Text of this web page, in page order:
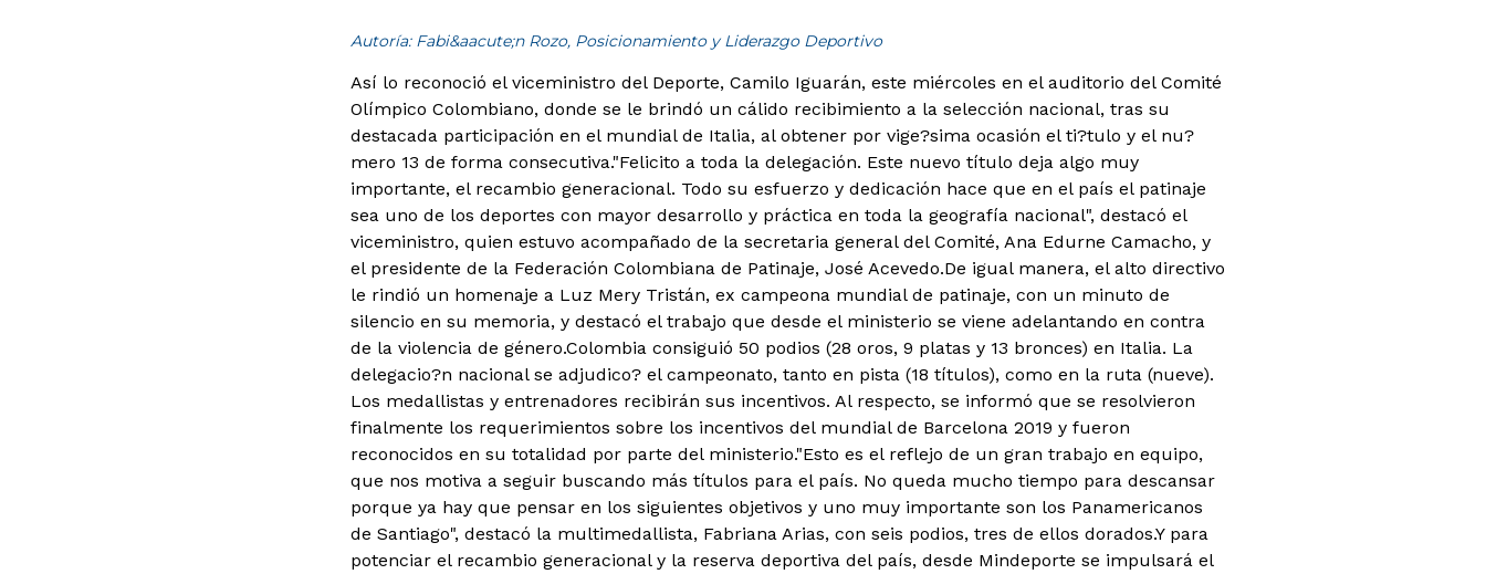
Autoría: Fabi&aacute;n Rozo, Posicionamiento y Liderazgo Deportivo
Así lo reconoció el viceministro del Deporte, Camilo Iguarán, este miércoles en el auditorio del Comité
Olímpico Colombiano, donde se le brindó un cálido recibimiento a la selección nacional, tras su
destacada participación en el mundial de Italia, al obtener por vige?sima ocasión el ti?tulo y el nu?
mero 13 de forma consecutiva."Felicito a toda la delegación. Este nuevo título deja algo muy
importante, el recambio generacional. Todo su esfuerzo y dedicación hace que en el país el patinaje
sea uno de los deportes con mayor desarrollo y práctica en toda la geografía nacional", destacó el
viceministro, quien estuvo acompañado de la secretaria general del Comité, Ana Edurne Camacho, y
el presidente de la Federación Colombiana de Patinaje, José Acevedo.De igual manera, el alto directivo
le rindió un homenaje a Luz Mery Tristán, ex campeona mundial de patinaje, con un minuto de
silencio en su memoria, y destacó el trabajo que desde el ministerio se viene adelantando en contra
de la violencia de género.Colombia consiguió 50 podios (28 oros, 9 platas y 13 bronces) en Italia. La
delegacio?n nacional se adjudico? el campeonato, tanto en pista (18 títulos), como en la ruta (nueve).
Los medallistas y entrenadores recibirán sus incentivos. Al respecto, se informó que se resolvieron
finalmente los requerimientos sobre los incentivos del mundial de Barcelona 2019 y fueron
reconocidos en su totalidad por parte del ministerio."Esto es el reflejo de un gran trabajo en equipo,
que nos motiva a seguir buscando más títulos para el país. No queda mucho tiempo para descansar
porque ya hay que pensar en los siguientes objetivos y uno muy importante son los Panamericanos
de Santiago", destacó la multimedallista, Fabriana Arias, con seis podios, tres de ellos dorados.Y para
potenciar el recambio generacional y la reserva deportiva del país, desde Mindeporte se impulsará el